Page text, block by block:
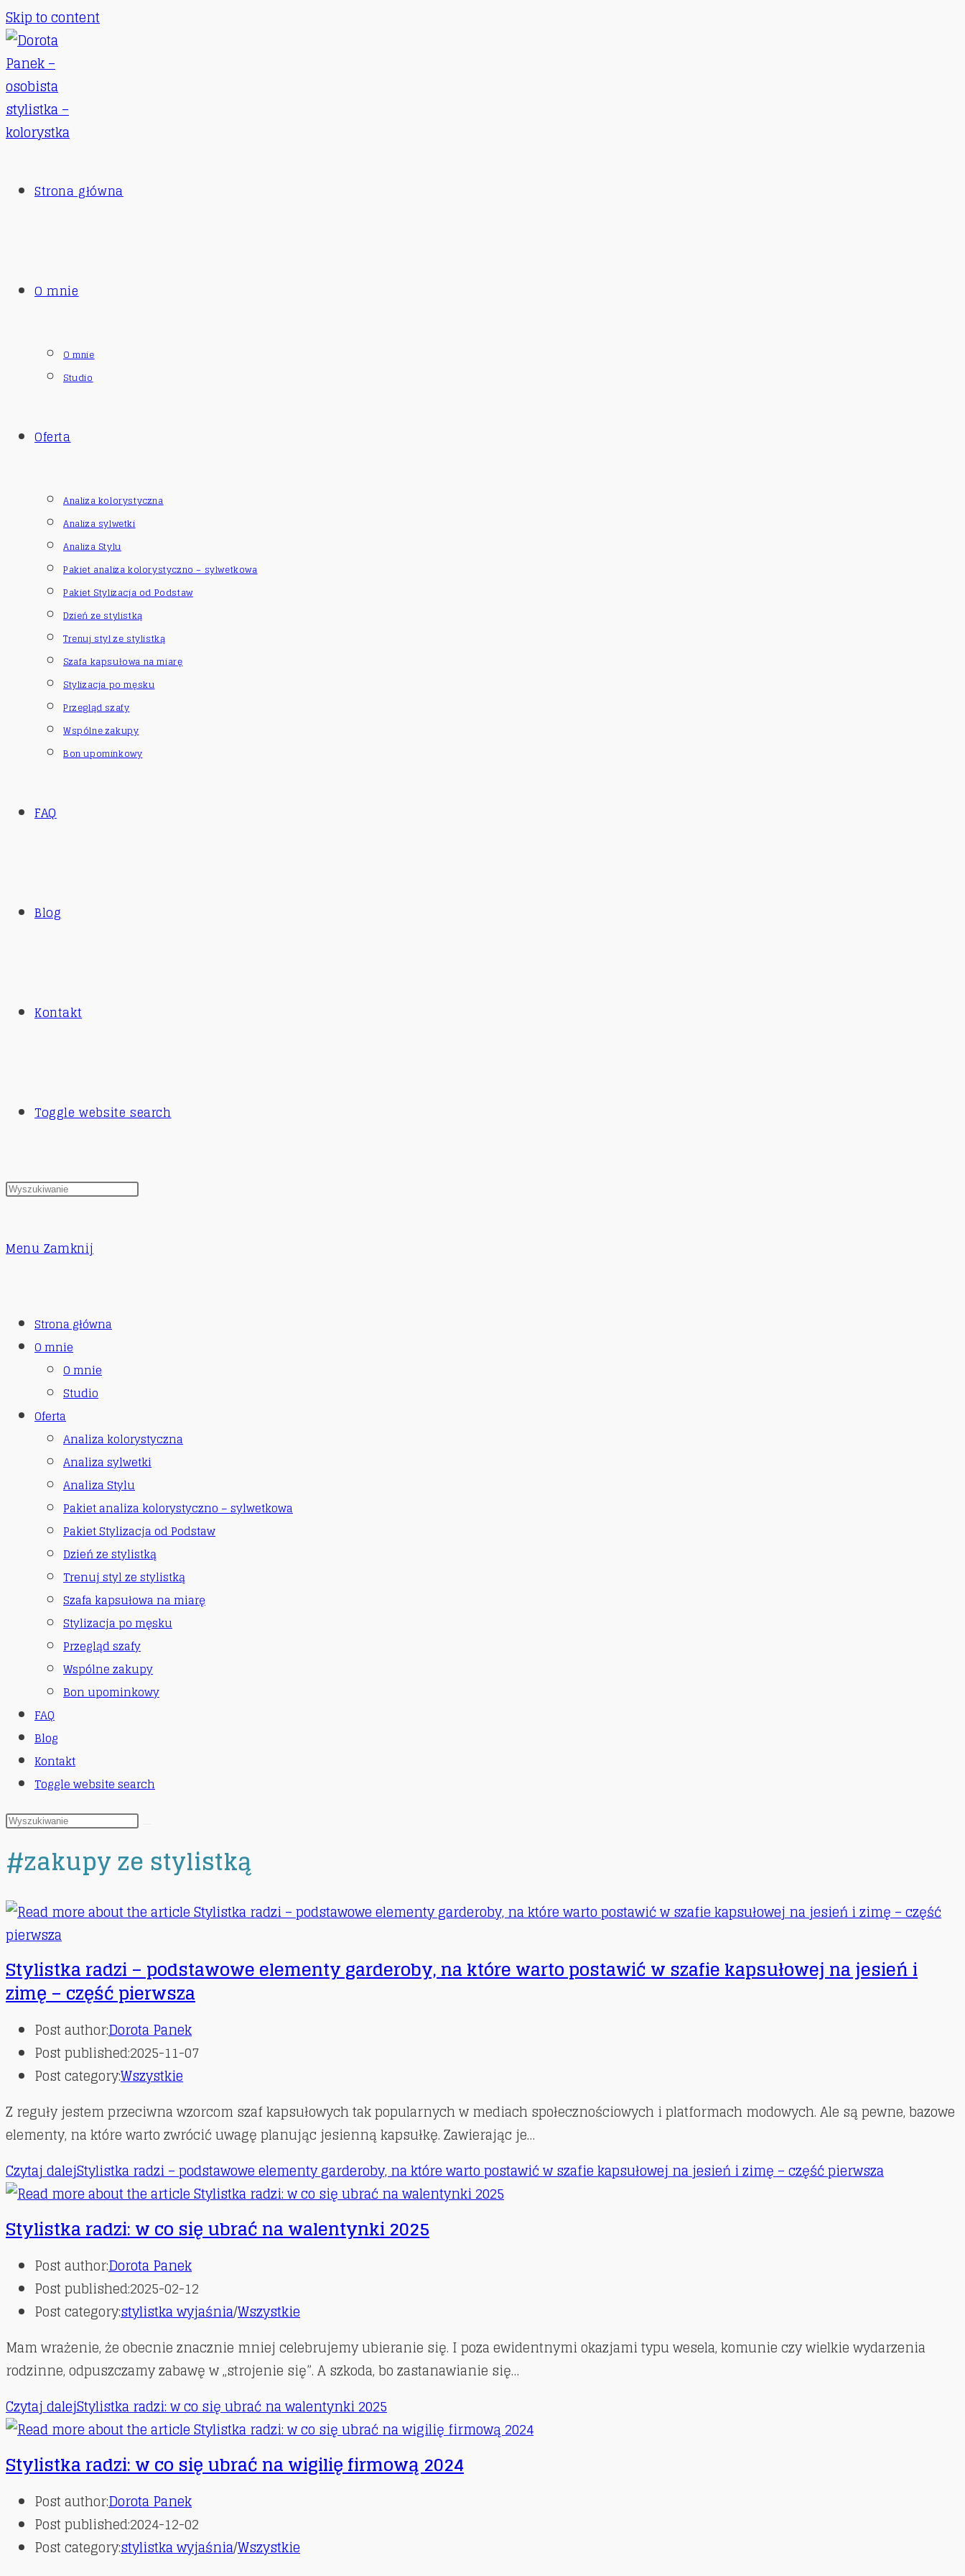
Skip to content
Strona główna
O mnie
O mnie
Studio
Oferta
Analiza kolorystyczna
Analiza sylwetki
Analiza Stylu
Pakiet analiza kolorystyczno – sylwetkowa
Pakiet Stylizacja od Podstaw
Dzień ze stylistką
Trenuj styl ze stylistką
Szafa kapsułowa na miarę
Stylizacja po męsku
Przegląd szafy
Wspólne zakupy
Bon upominkowy
FAQ
Blog
Kontakt
Toggle website search
Menu Zamknij
Strona główna
O mnie
O mnie
Studio
Oferta
Analiza kolorystyczna
Analiza sylwetki
Analiza Stylu
Pakiet analiza kolorystyczno – sylwetkowa
Pakiet Stylizacja od Podstaw
Dzień ze stylistką
Trenuj styl ze stylistką
Szafa kapsułowa na miarę
Stylizacja po męsku
Przegląd szafy
Wspólne zakupy
Bon upominkowy
FAQ
Blog
Kontakt
Toggle website search
#zakupy ze stylistką
Stylistka radzi – podstawowe elementy garderoby, na które warto postawić w szafie kapsułowej na jesień i
zimę – część pierwsza
Post author:Dorota Panek
Post published:2025-11-07
Post category:Wszystkie
Z reguły jestem przeciwna wzorcom szaf kapsułowych tak popularnych w mediach społecznościowych i platformach modowych. Ale są pewne, bazowe
elementy, na które warto zwrócić uwagę planując jesienną kapsułkę. Zawierając je…
Czytaj dalejStylistka radzi – podstawowe elementy garderoby, na które warto postawić w szafie kapsułowej na jesień i zimę – część pierwsza
Stylistka radzi: w co się ubrać na walentynki 2025
Post author:Dorota Panek
Post published:2025-02-12
Post category:stylistka wyjaśnia/Wszystkie
Mam wrażenie, że obecnie znacznie mniej celebrujemy ubieranie się. I poza ewidentnymi okazjami typu wesela, komunie czy wielkie wydarzenia
rodzinne, odpuszczamy zabawę w „strojenie się”. A szkoda, bo zastanawianie się…
Czytaj dalejStylistka radzi: w co się ubrać na walentynki 2025
Stylistka radzi: w co się ubrać na wigilię firmową 2024
Post author:Dorota Panek
Post published:2024-12-02
Post category:stylistka wyjaśnia/Wszystkie